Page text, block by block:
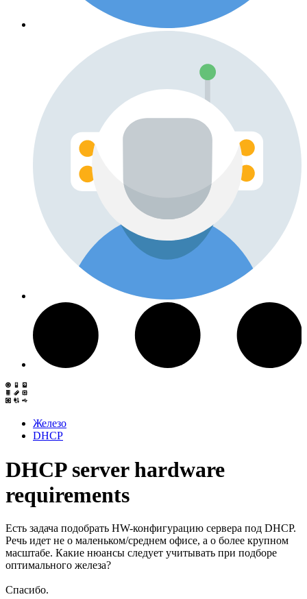
Железо
DHCP
DHCP server hardware
requirements
Есть задача подобрать HW-конфигурацию сервера под DHCP.
Речь идет не о маленьком/среднем офисе, а о более крупном
масштабе. Какие нюансы следует учитывать при подборе
оптимального железа?
Спасибо.